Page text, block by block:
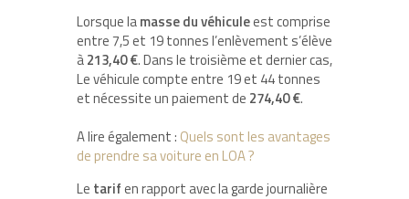
Lorsque lamasseduvéhiculeest comprise
entre 7,5 et 19 tonnes l’enlèvement s’élève
à213,40 €. Dans le troisième et dernier cas,
Le véhicule compte entre 19 et 44 tonnes
et nécessite un paiement de 274,40 €.
A lire également : Quels sont les avantages
de prendre sa voiture en LOA ?
Le tarifen rapport avec la garde journalière